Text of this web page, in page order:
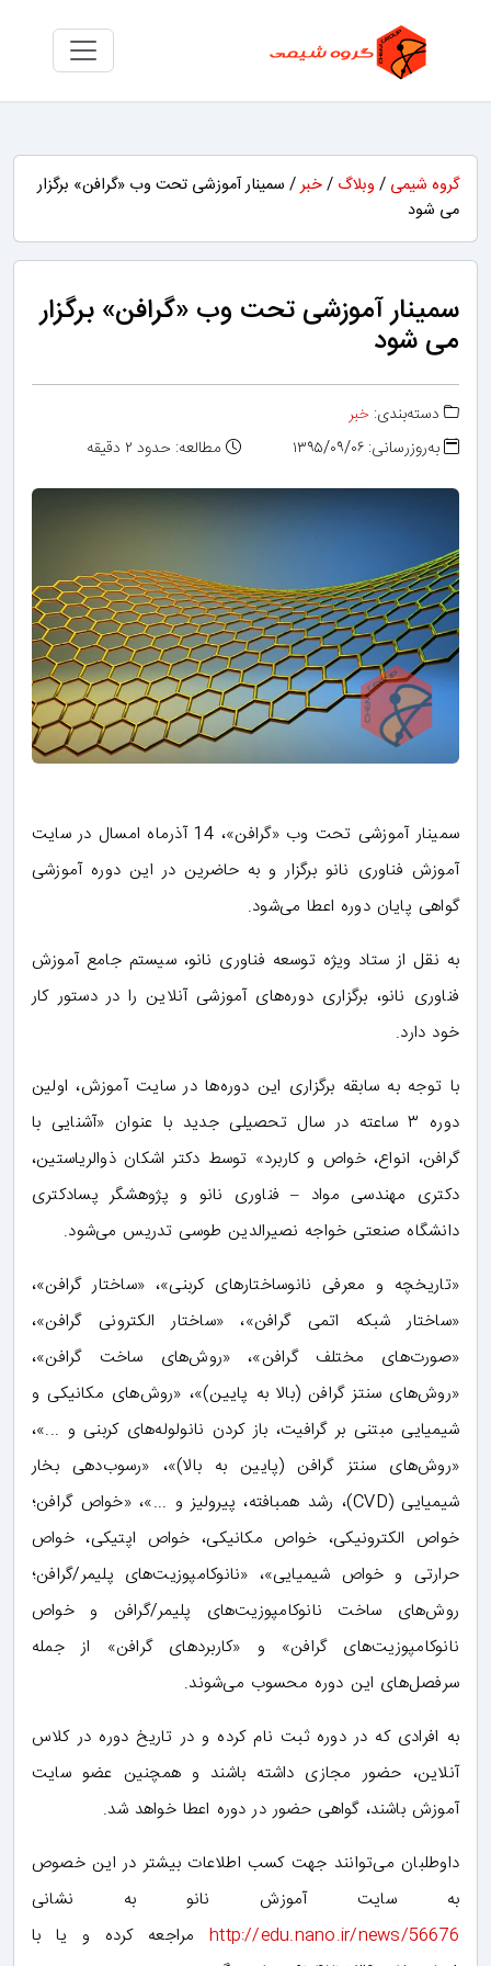
گروه شیمی / وبلاگ /خبر/ سمینار آموزشی تحت وب «گرافن» برگزار
می شود
سمینار آموزشی تحت وب «گرافن» برگزار
می شود
دسته‌بندی: خبر
به‌روزرسانی: ۱۳۹۵/۰۹/۰۶
مطالعه: حدود ۲ دقیقه
سمینار آموزشی تحت وب «گرافن»، 14 آذرماه امسال در سایت
آموزش فناوری نانو برگزار و به حاضرین در این دوره آموزشی
گواهی پایان دوره اعطا می‌شود.
به نقل از ستاد ویژه توسعه فناوری نانو، سیستم جامع آموزش
فناوری نانو، برگزاری دوره‌های آموزشی آنلاین را در دستور کار
خود دارد.
با توجه به سابقه برگزاری این دوره‌ها در سایت آموزش، اولین
دوره ۳ ساعته در سال تحصیلی جدید با عنوان «آشنایی با
گرافن، انواع، خواص و کاربرد» توسط دکتر اشکان ذوالریاستین،
دکتری مهندسی مواد – فناوری نانو و پژوهشگر پسادکتری
دانشگاه صنعتی خواجه نصیرالدین طوسی تدریس می‌شود.
«تاریخچه و معرفی نانوساختارهای کربنی»، «ساختار گرافن»،‌
«ساختار شبکه اتمی گرافن»، «ساختار الکترونی گرافن»،
«صورت‌های مختلف گرافن»، «روش‌های ساخت گرافن»،
«روش‌های سنتز گرافن (بالا به پایین)»، «روش‌های مکانیکی و
شیمیایی مبتنی بر گرافیت، باز کردن نانولوله‌های کربنی و ...»،
«روش‌های سنتز گرافن (پایین به بالا)»، «رسوب‌دهی بخار
شیمیایی (CVD)، رشد همبافته، پیرولیز و ...»، «خواص گرافن؛
خواص الکترونیکی، خواص مکانیکی، خواص اپتیکی، خواص
حرارتی و خواص شیمیایی»، «نانوکامپوزیت‌های پلیمر/گرافن؛
روش‌های ساخت نانوکامپوزیت‌های پلیمر/گرافن و خواص
نانوکامپوزیت‌های گرافن» و «کاربردهای گرافن» از جمله
سرفصل‌های این دوره محسوب می‌شوند.
به افرادی که در دوره ثبت نام کرده و در تاریخ دوره در کلاس
آنلاین، حضور مجازی داشته باشند و همچنین عضو سایت
آموزش باشند، گواهی حضور در دوره اعطا خواهد شد.
داوطلبان می‌توانند جهت کسب اطلاعات بیشتر در این خصوص
به سایت آموزش نانو به نشانی
http://edu.nano.ir/news/56676مراجعه کرده و یا با